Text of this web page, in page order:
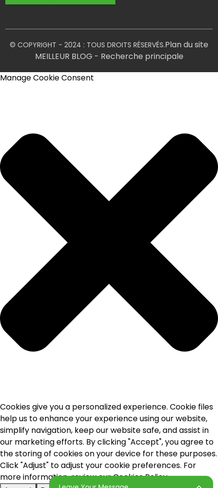
© COPYRIGHT - 2024 : TOUS DROITS RÉSERVÉS.Plan du site
MEILLEUR BLOG - Recherche principale
Manage Cookie Consent
Cookies give you a personalized experience. Cookie files
help us to enhance your experience using our website,
simplify navigation, keep our website safe, and assist in
our marketing efforts. By clicking "Accept", you agree to
the storing of cookies on your device for these purposes.
Click "Adjust" to adjust your cookie preferences. For
more information, review our Cookies Policy.